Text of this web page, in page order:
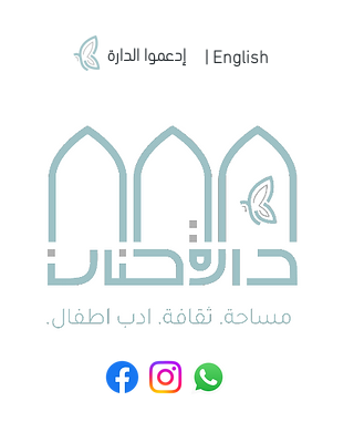
إدعموا الدارة | English